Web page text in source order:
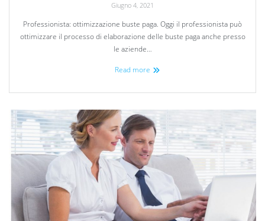
Giugno 4, 2021
Professionista: ottimizzazione buste paga. Oggi il professionista può
ottimizzare il processo di elaborazione delle buste paga anche presso
le aziende…
Read more